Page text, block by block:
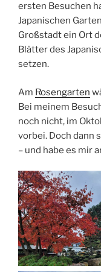
ersten Besuchen
Japanischen
Großstadt ein Ort
Blätter des
setzen.
Am Rosengarten
Bei meinem
noch nicht, im
vorbei. Doch dann
– und habe es mir